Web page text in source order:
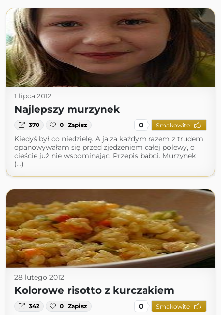
1 lipca 2012
Najlepszy murzynek
370 0 Zapisz 0 Smakowite
Kiedyś był co niedzielę. A ja za każdym razem z trudem
opanowywałam się przed zjedzeniem całej polewy, o
cieście już nie wspominając. Przepis babci. Murzynek
(...)
28 lutego 2012
Kolorowe risotto z kurczakiem
342 0 Zapisz 0 Smakowite